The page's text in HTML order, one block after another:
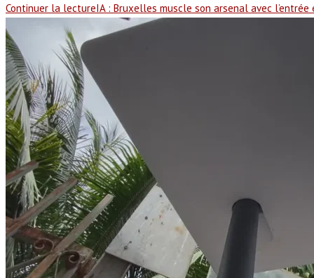
Continuer la lectureIA : Bruxelles muscle son arsenal avec